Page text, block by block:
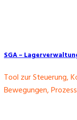
SGA –
Tool zur Steuerung,
Bewegungen,